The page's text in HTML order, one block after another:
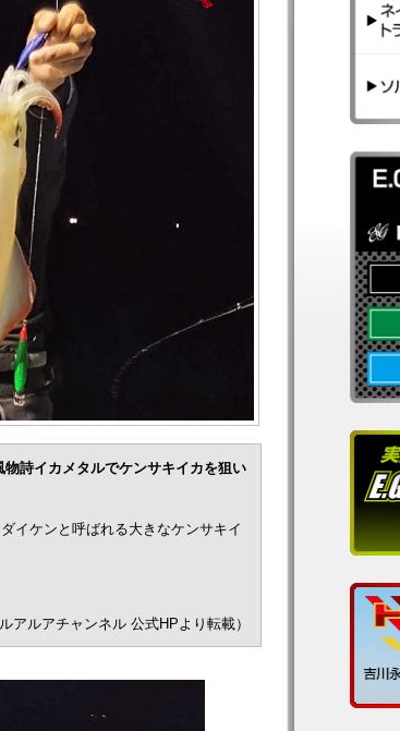
詩イカメタルでケンサキイカを狙い
イケンと呼ばれる大きなケンサキイ
ルアルアチャンネル 公式HPより転載）